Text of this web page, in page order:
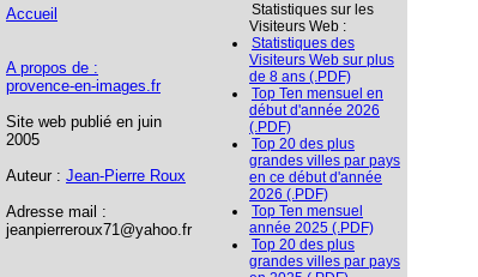
Accueil
A propos de :
provence-en-images.fr
Site web publié en juin
2005
Auteur : Jean-Pierre Roux
Adresse mail :
jeanpierreroux71@yahoo.fr
Statistiques sur les
Visiteurs Web :
Statistiques des
Visiteurs Web sur plus
de 8 ans (.PDF)
Top Ten mensuel en
début d'année 2026
(.PDF)
Top 20 des plus
grandes villes par pays
en ce début d'année
2026 (.PDF)
Top Ten mensuel
année 2025 (.PDF)
Top 20 des plus
grandes villes par pays